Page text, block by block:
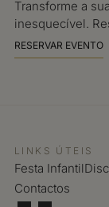
Transforme a
inesquecível.
RESERVAR EVENTO
LINKS ÚTEIS
Festa Infantil
Contactos